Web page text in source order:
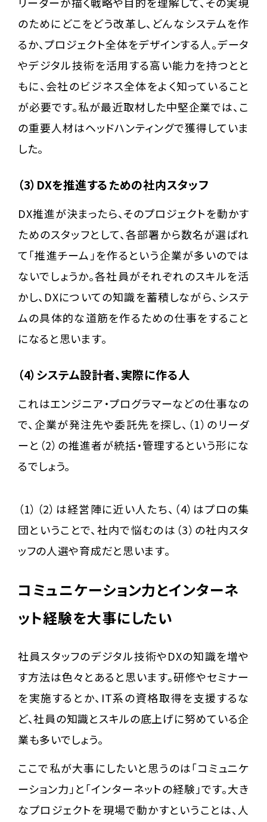
のためにどこをどう改革し、どんなシステムを作
るか、プロジェクト全体をデザインする人。データ
やデジタル技術を活用する高い能力を持つとと
もに、会社のビジネス全体をよく知っていること
が必要です。私が最近取材した中堅企業では、こ
の重要人材はヘッドハンティングで獲得していま
した。
（3）DXを推進するための社内スタッフ
DX推進が決まったら、そのプロジェクトを動かす
ためのスタッフとして、各部署から数名が選ばれ
て「推進チーム」を作るという企業が多いのでは
ないでしょうか。各社員がそれぞれのスキルを活
かし、DXについての知識を蓄積しながら、システ
ムの具体的な道筋を作るための仕事をすること
になると思います。
（4）システム設計者、実際に作る人
これはエンジニア・プログラマーなどの仕事なの
で、企業が発注先や委託先を探し、（1）のリーダ
ーと（2）の推進者が統括・管理するという形にな
るでしょう。
（1）（2）は経営陣に近い人たち、（4）はプロの集
団ということで、社内で悩むのは（3）の社内スタ
ッフの人選や育成だと思います。
コミュニケーション力とインターネ
ット経験を大事にしたい
社員スタッフのデジタル技術やDXの知識を増や
す方法は色々とあると思います。研修やセミナー
を実施するとか、IT系の資格取得を支援するな
ど、社員の知識とスキルの底上げに努めている企
業も多いでしょう。
ここで私が大事にしたいと思うのは「コミュニケ
ーション力」と「インターネットの経験」です。大き
なプロジェクトを現場で動かすということは、人